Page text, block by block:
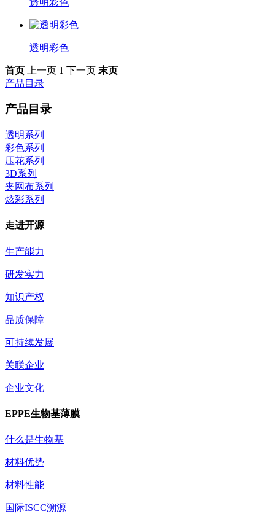
透明彩色
首页 上一页 1 下一页 末页
产品目录
产品目录
透明系列
彩色系列
压花系列
3D系列
夹网布系列
炫彩系列
走进开源
生产能力
研发实力
知识产权
品质保障
可持续发展
关联企业
企业文化
EPPE生物基薄膜
什么是生物基
材料优势
材料性能
国际ISCC溯源